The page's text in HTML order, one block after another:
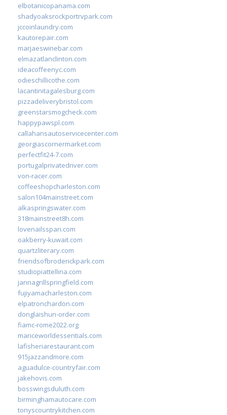
elbotanicopanama.com
shadyoaksrockportrvpark.com
jccoinlaundry.com
kautorepair.com
marjaeswinebar.com
elmazatlanclinton.com
ideacoffeenyc.com
odieschillicothe.com
lacantinitagalesburg.com
pizzadeliverybristol.com
greenstarsmogcheck.com
happypawspl.com
callahansautoservicecenter.com
georgiascornermarket.com
perfectfit24-7.com
portugalprivatedriver.com
von-racer.com
coffeeshopcharleston.com
salon104mainstreet.com
alkaspringswater.com
318mainstreet8h.com
lovenailsspari.com
oakberry-kuwait.com
quartzliterary.com
friendsofbroderickpark.com
studiopiattellina.com
jannagrillspringfield.com
fujiyamacharleston.com
elpatronchardon.com
donglaishun-order.com
fiamc-rome2022.org
mariceworldessentials.com
lafisheriarestaurant.com
915jazzandmore.com
aguadulce-countryfair.com
jakehovis.com
bosswingsduluth.com
birminghamautocare.com
tonyscountrykitchen.com